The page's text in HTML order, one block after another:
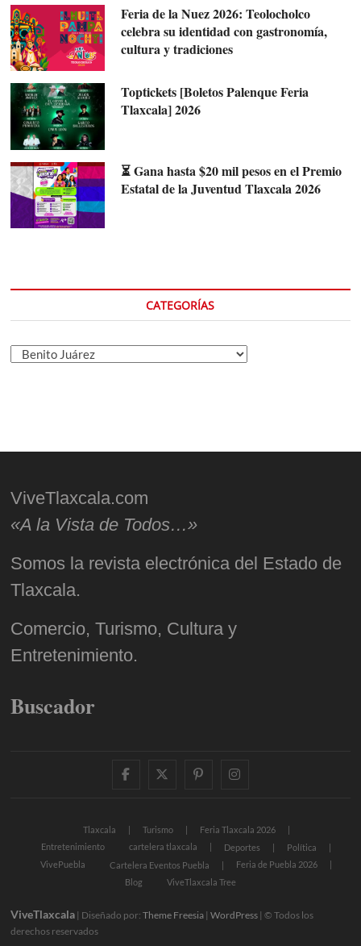
Feria de la Nuez 2026: Teolocholco
celebra su identidad con gastronomía,
cultura y tradiciones
Toptickets [Boletos Palenque Feria
Tlaxcala] 2026
⏳ Gana hasta $20 mil pesos en el Premio
Estatal de la Juventud Tlaxcala 2026
CATEGORÍAS
Categorías
ViveTlaxcala.com
«A la Vista de Todos…»
Somos la revista electrónica del Estado de
Tlaxcala.
Comercio, Turismo, Cultura y
Entretenimiento.
Buscador
facebooktwitter
pinterestinstagram
Tlaxcala Turismo
Feria Tlaxcala 2026
Entretenimiento
cartelera tlaxcala Deportes
Política
VivePuebla
Cartelera Eventos Puebla
Feria de Puebla 2026
Blog
ViveTlaxcala Tree
ViveTlaxcala | Diseñado por:Theme Freesia |WordPress | © Todos los
derechos reservados